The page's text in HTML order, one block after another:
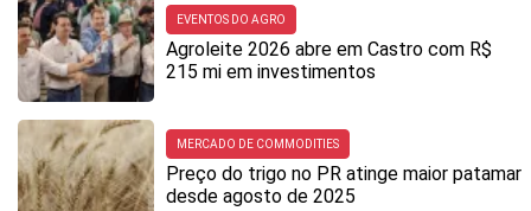
EVENTOS DO AGRO
Agroleite 2026 abre em Castro com R$
215 mi em investimentos
MERCADO DE COMMODITIES
Preço do trigo no PR atinge maior patamar
desde agosto de 2025